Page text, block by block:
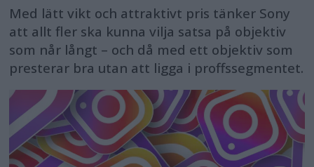
Med lätt vikt och attraktivt pris tänker Sony
att allt fler ska kunna vilja satsa på objektiv
som når långt – och då med ett objektiv som
presterar bra utan att ligga i proffssegmentet.